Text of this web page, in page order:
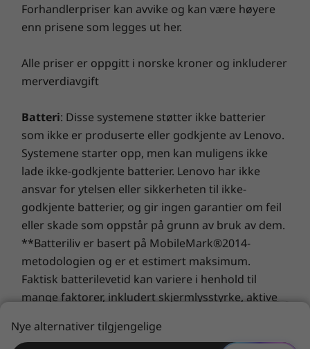
Bærbare ThinkPad E16 (16" AMD) hjelper deg å
enkelt koble til – og holde deg tilkoblet – til
eksterne enheter, nettverk og folk. Portene
inkluderer USB-C 3.2, USB-A 3.2 og HDMI.
Trådløs tilkobling går lekende lett med Wi-Fi 6E
og Bluetooth
5.0, mens doble mikrofoner og
opptil et hybrid FHD + IR-webkamera (med
privatlivslukker) forenkler eksternt samarbeid.
Vekt
1,77 kg
Tastatur
Tillegg: Bakbelyst tastatur
115 mm x 68 mm styreflate
Materialer og finish
Tillegg: Anodisert aluminium på toppdekslet
Tillegg: Polykarbonatplast på bunndekslet
Spesifikasjonene kan variere avhengig av region/modell.
BÆREKRAFT
Sertifiseringer
ENERGY STAR® 8.0
EPEAT Gold, der det er aktuelt*
Forhandlerpriser kan avvike og kan være høyere
enn prisene som legges ut her.
Alle priser er oppgitt i norske kroner og inkluderer
merverdiavgift
Batteri: Disse systemene støtter ikke batterier
som ikke er produserte eller godkjente av Lenovo.
Systemene starter opp, men kan muligens ikke
lade ikke-godkjente batterier. Lenovo har ikke
ansvar for ytelsen eller sikkerheten til ikke-
godkjente batterier, og gir ingen garantier om feil
eller skade som oppstår på grunn av bruk av dem.
**Batteriliv er basert på MobileMark®2014-
metodologien og er et estimert maksimum.
Faktisk batterilevetid kan variere i henhold til
mange faktorer, inkludert skjermlysstyrke, aktive
og -tilstand og andre kundepreferanser.
Nye alternativer tilgjengelige